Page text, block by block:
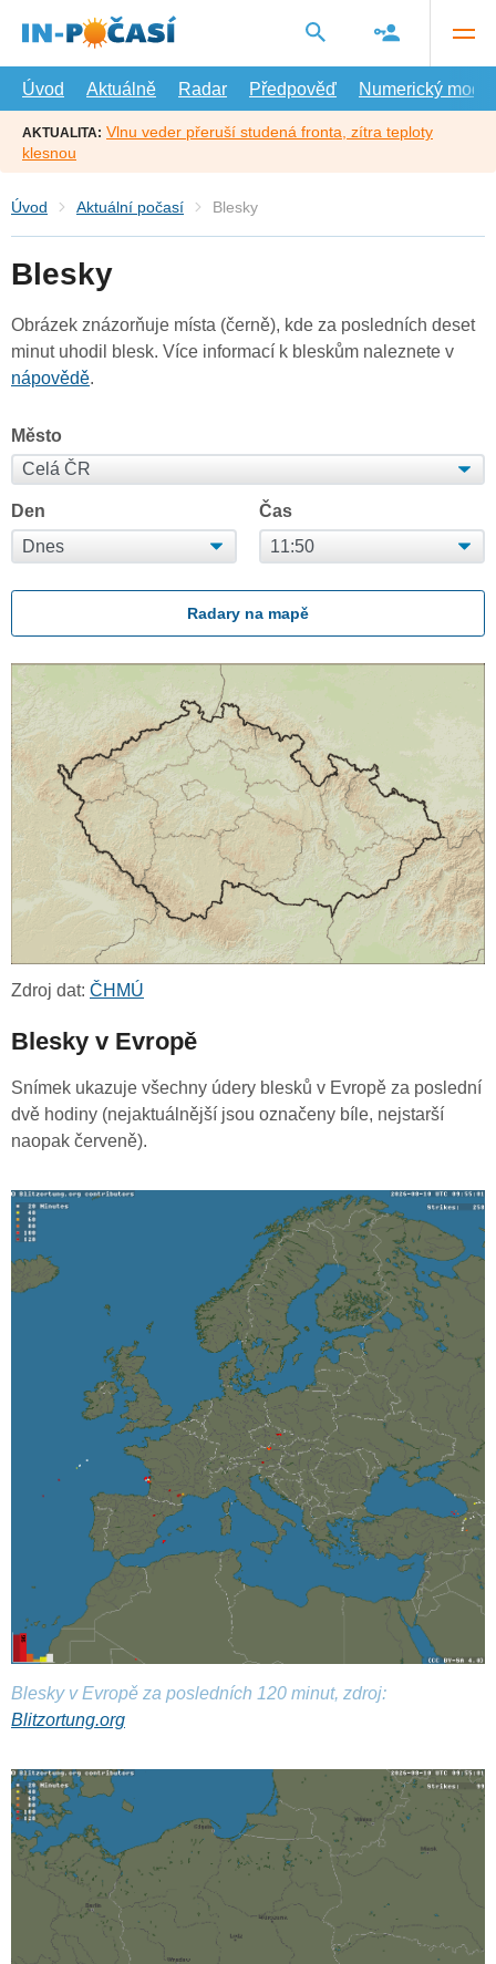
hlavní
Úvod
Aktuálně Radar Předpověď Numerický model
AKTUALITA: Vlnu veder přeruší studená fronta, zítra teploty
klesnou
Úvod Aktuální počasí Blesky
Blesky
Obrázek znázorňuje místa (černě), kde za posledních deset
minut uhodil blesk. Více informací k bleskům naleznete v
nápovědě.
Město
Den Čas
Radary na mapě
Zdroj dat: ČHMÚ
Blesky v Evropě
Snímek ukazuje všechny údery blesků v Evropě za poslední
dvě hodiny (nejaktuálnější jsou označeny bíle, nejstarší
naopak červeně).
Blesky v Evropě za posledních 120 minut, zdroj:
Blitzortung.org